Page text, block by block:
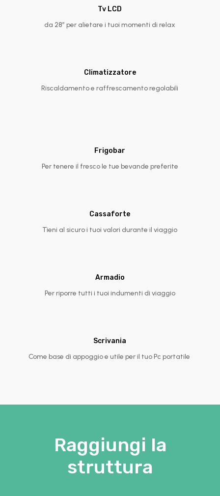
Tv LCD
da 28″ per alietare i tuoi momenti di relax
Climatizzatore
Riscaldamento e raffrescamento regolabili
Frigobar
Per tenere il fresco le tue bevande preferite
Cassaforte
Tieni al sicuro i tuoi valori durante il viaggio
Armadio
Per riporre tutti i tuoi indumenti di viaggio
Scrivania
Come base di appoggio e utile per il tuo Pc portatile
Raggiungi la
struttura